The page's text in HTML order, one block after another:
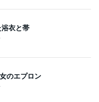
衣と帯
のエプロン